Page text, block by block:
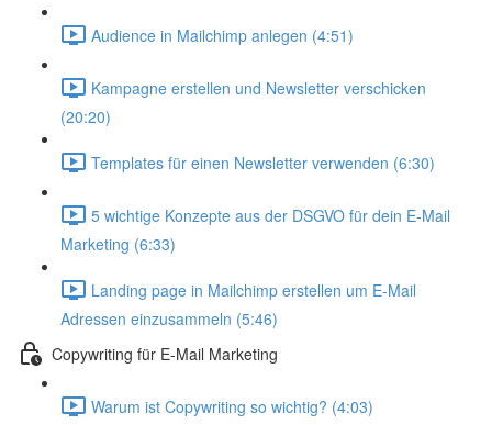
Audience in Mailchimp anlegen (4:51)
Kampagne erstellen und Newsletter verschicken
(20:20)
Templates für einen Newsletter verwenden (6:30)
5 wichtige Konzepte aus der DSGVO für dein E-Mail
Marketing (6:33)
Landing page in Mailchimp erstellen um E-Mail
Adressen einzusammeln (5:46)
Copywriting für E-Mail Marketing
Warum ist Copywriting so wichtig? (4:03)